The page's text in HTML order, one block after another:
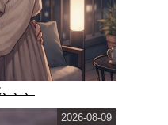
、、
2026-08-09